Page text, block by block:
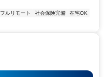
フルリモート 社会保険完備
在宅OK